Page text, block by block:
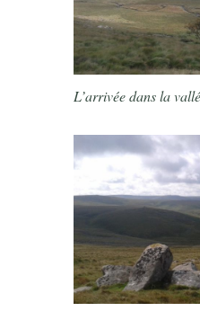
L’arrivée dans la